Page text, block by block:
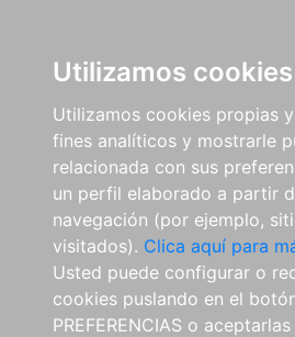
Utilizamos cookies
Utilizamos cookies propias
fines analíticos y mostrarle
relacionada con sus
un perfil elaborado a partir
navegación (por ejemplo,
visitados). Clica aquí para
Usted puede configurar o
cookies puslando en el
PREFERENCIAS o